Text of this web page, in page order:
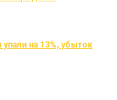
на 13%, убыток